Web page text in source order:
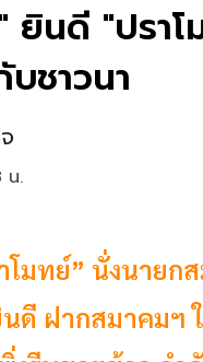
ยินดี "ปรา
ชาวนา
น.
โมทย์” นั่งนายก
ดี ฝากสมาคมฯ